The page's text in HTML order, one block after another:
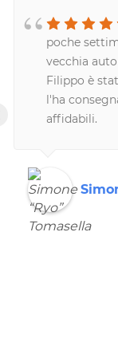
poche
vecchia
Filippo è
l'ha
affidabili.